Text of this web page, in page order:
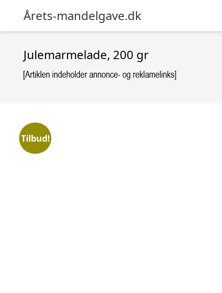
Årets-mandelgave.dk
Julemarmelade, 200 gr
Tilbud!